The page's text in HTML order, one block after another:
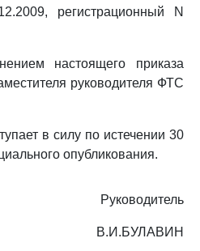
регистрационный N
настоящего приказа
руководителя ФТС
в силу по истечении 30
опубликования.
Руководитель
В.И.БУЛАВИН